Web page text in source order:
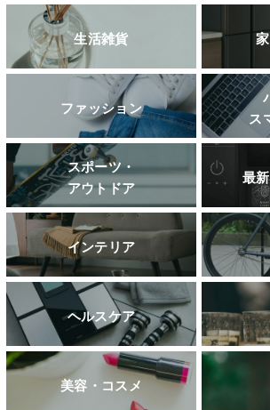
生活雑貨
ファッション
ス
スポーツ・
アウトドア
最
インテリア
ヘルスケア
美容・コスメ